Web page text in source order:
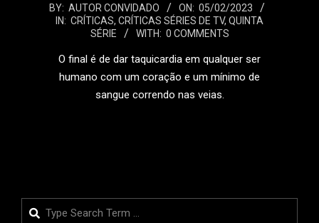
2023-
02-
BY: AUTOR CONVIDADO ON: 05/02/2023
IN: CRÍTICAS, CRÍTICAS SÉRIES DE TV, QUINTA
SÉRIE
WITH: 0 COMMENTS
O final é de dar taquicardia em qualquer ser
humano com um coração e um mínimo de
sangue correndo nas veias.
Search